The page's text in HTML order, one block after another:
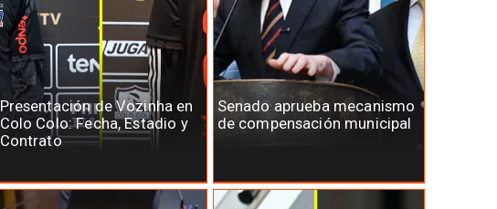
Presentación de Vozinha en
Colo Colo: Fecha, Estadio y
Contrato
Senado aprueba mecanismo
de compensación municipal